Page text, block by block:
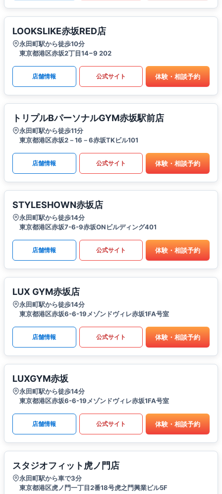
LOOKSLIKE赤坂RED店
永田町駅から徒歩10分
東京都港区赤坂2丁目14−9 202
店舗情報 公式サイト 体験・相談予約
トリプルBパーソナルGYM赤坂駅前店
永田町駅から徒歩11分
東京都港区赤坂2－16－6赤坂TKビル101
店舗情報 公式サイト 体験・相談予約
STYLESHOWN赤坂店
永田町駅から徒歩14分
東京都港区赤坂7-6-9赤坂ONビルディング401
店舗情報 公式サイト 体験・相談予約
LUX GYM赤坂店
永田町駅から徒歩14分
東京都港区赤坂6-6-19メゾンドヴィレ赤坂1FA号室
店舗情報 公式サイト 体験・相談予約
LUXGYM赤坂
永田町駅から徒歩14分
東京都港区赤坂6-6-19メゾンドヴィレ赤坂1FA号室
店舗情報 公式サイト 体験・相談予約
スタジオフィット虎ノ門店
永田町駅から車で3分
東京都港区虎ノ門一丁目2番18号虎之門興業ビル5F